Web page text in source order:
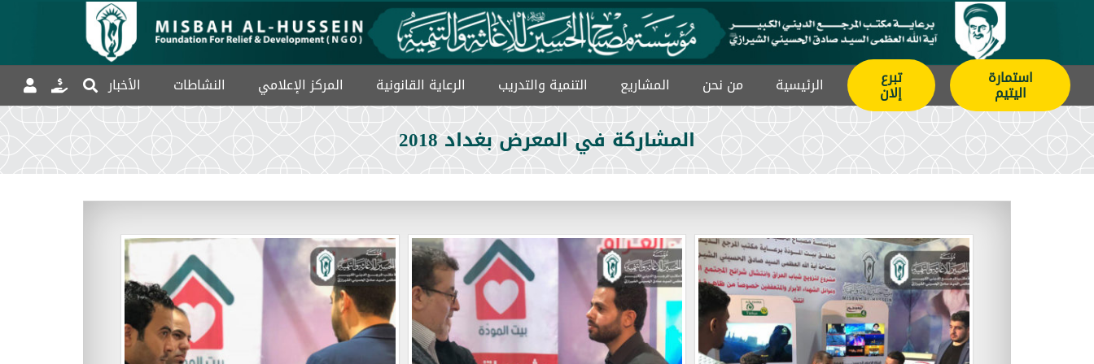
استمارة
اليتيم
تبرع
إلان الرئيسیة من نحن المشاریع التنمیة والتدریب الرعاية القانونية المركز الإعلامي النشاطات الأخبار
المشاركة في المعرض بغداد 2018